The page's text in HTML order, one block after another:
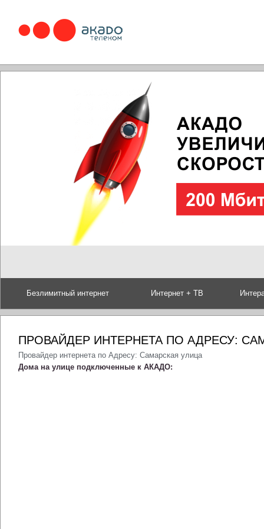
Безлимитный интернет Интернет + ТВ
ПРОВАЙДЕР ИНТЕРНЕТА ПО АДРЕСУ:
Провайдер интернета по Адресу: Самарская улица
Дома на улице подключенные к АКАДО: